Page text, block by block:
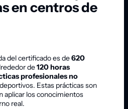
en centros de
del certificado es de620
de120 horas
profesionales no
Estas prácticas son
aplicar los conocimientos
real.